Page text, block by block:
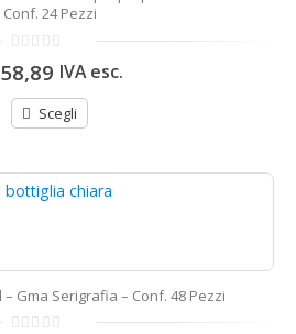
Conf. 24 Pezzi
0
di
IVA esc.
Scegli
– Gma Serigrafia – Conf. 48 Pezzi